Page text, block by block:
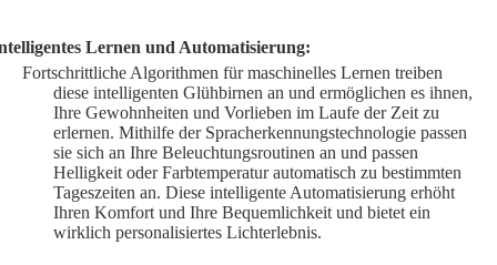
Lernen und Automatisierung:
Fortschrittliche Algorithmen für maschinelles Lernen treiben
diese intelligenten Glühbirnen an und ermöglichen es ihnen,
Ihre Gewohnheiten und Vorlieben im Laufe der Zeit zu
erlernen. Mithilfe der Spracherkennungstechnologie passen
sie sich an Ihre Beleuchtungsroutinen an und passen
Helligkeit oder Farbtemperatur automatisch zu bestimmten
Tageszeiten an. Diese intelligente Automatisierung erhöht
Ihren Komfort und Ihre Bequemlichkeit und bietet ein
wirklich personalisiertes Lichterlebnis.